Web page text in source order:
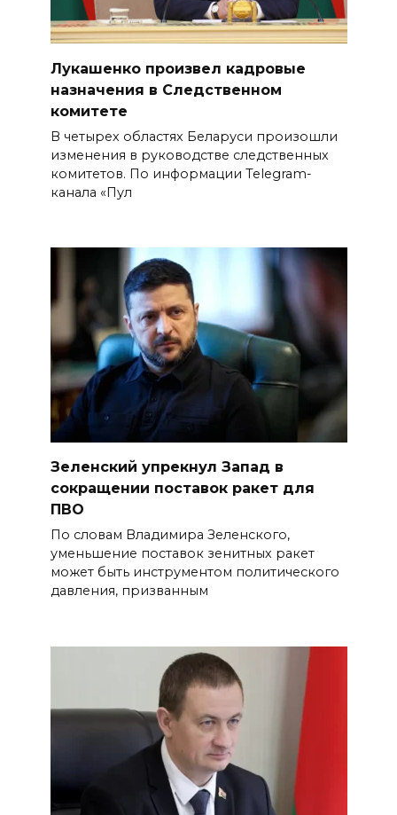
Лукашенко произвел кадровые
назначения в Следственном
комитете
В четырех областях Беларуси произошли
изменения в руководстве следственных
комитетов. По информации Telegram-
канала «Пул
Зеленский упрекнул Запад в
сокращении поставок ракет для
ПВО
По словам Владимира Зеленского,
уменьшение поставок зенитных ракет
может быть инструментом политического
давления, призванным